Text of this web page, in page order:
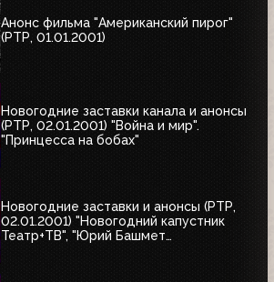
Анонс фильма "Американский пирог"
(РТР, 01.01.2001)
Новогодние заставки канала и анонсы
(РТР, 02.01.2001) "Война и мир".
"Принцесса на бобах"
Новогодние заставки и анонсы (РТР,
02.01.2001) "Новогодний капустник
Театр+ТВ", "Юрий Башмет